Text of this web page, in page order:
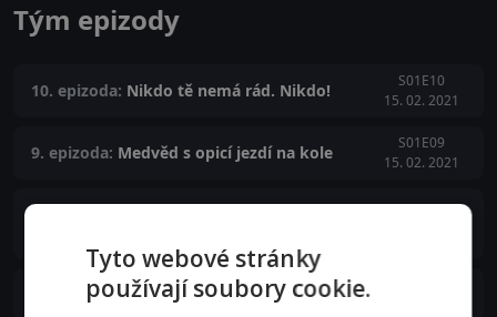
Tým epizody
10. epizoda: Nikdo tě nemá rád. Nikdo!
S01E10
15. 02. 2021
9. epizoda: Medvěd s opicí jezdí na kole
S01E09
15. 02. 2021
7. epizoda:Babčo, proč se nezakryjete?
Tyto webové stránky
používají soubory cookie.